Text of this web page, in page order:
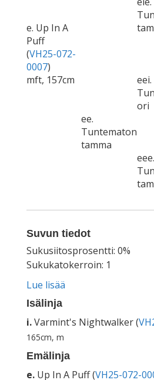
e. Up In A
Puff
(VH25-072-
0007)
mft, 157cm
ee.
Tuntematon
tamma
eei.
ori
eee.
Suvun tiedot
Sukusiitosprosentti: 0%
Sukukatokerroin: 1
Lue lisää
Isälinja
i.Varmint's Nightwalker (
165cm, m
Emälinja
e. Up In A Puff (VH25-072-